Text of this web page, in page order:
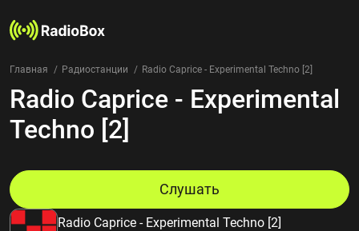
Радиостанции
Жанры
Страны
Избранное
Главная Радиостанции Radio Caprice - Experimental Techno [2]
Radio Caprice - Experimental
Techno [2]
Radio Caprice - Experimental Techno [2]
Слушать